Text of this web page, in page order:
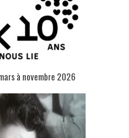
à novembre 2026